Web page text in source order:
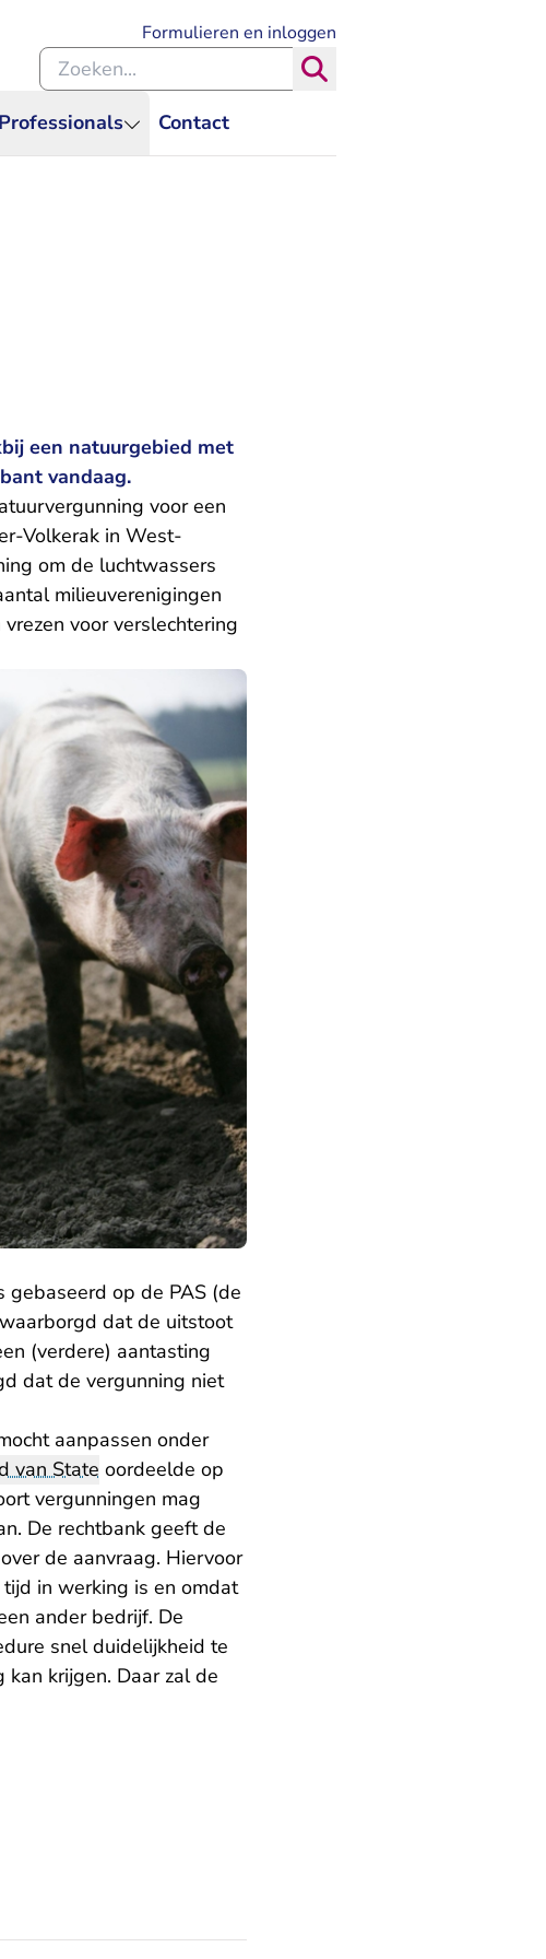
Professionals Contact
Formulieren en inloggen
Zoeken binnen de Rechtspraak
een natuurgebied met
vandaag.
voor een
Volkerak in West-
om de luchtwassers
milieuverenigingen
voor verslechtering
op de PAS (de
dat de uitstoot
(verdere) aantasting
dat de vergunning niet
aanpassen onder
van State oordeelde op
vergunningen mag
De rechtbank geeft de
de aanvraag. Hiervoor
in werking is en omdat
ander bedrijf. De
snel duidelijkheid te
krijgen. Daar zal de